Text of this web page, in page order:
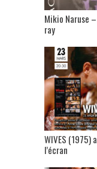
Mikio Naruse
ray
WIVES (1975)
l’écran